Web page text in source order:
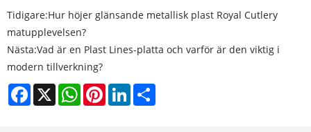
Tidigare:Hur höjer glänsande metallisk plast Royal Cutlery
matupplevelsen?
Nästa:Vad är en Plast Lines-platta och varför är den viktig i
modern tillverkning?
Facebook
X WhatsAppPinterestLinkedIn